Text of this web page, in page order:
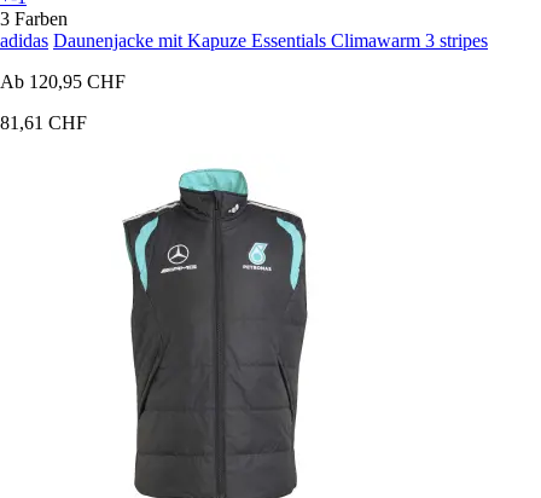
3 Farben
adidas Daunenjacke mit Kapuze Essentials Climawarm 3 stripes
Ab 120,95 CHF
81,61 CHF